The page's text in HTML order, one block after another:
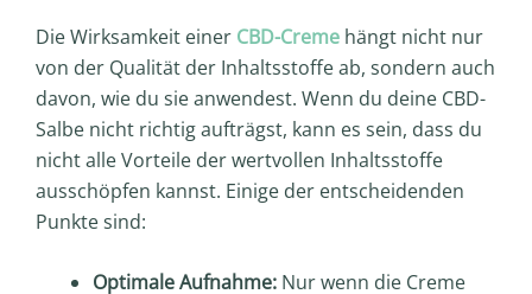
Die Wirksamkeit einer CBD-Creme hängt nicht nur
von der Qualität der Inhaltsstoffe ab, sondern auch
davon, wie du sie anwendest. Wenn du deine CBD-
Salbe nicht richtig aufträgst, kann es sein, dass du
nicht alle Vorteile der wertvollen Inhaltsstoffe
ausschöpfen kannst. Einige der entscheidenden
Punkte sind:
Optimale Aufnahme: Nur wenn die Creme